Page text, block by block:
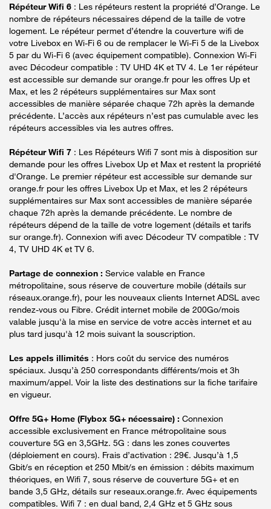
Répéteur Wifi 6 : Les répéteurs restent la propriété d’Orange. Le
nombre de répéteurs nécessaires dépend de la taille de votre
logement. Le répéteur permet d’étendre la couverture wifi de
votre Livebox en Wi-Fi 6 ou de remplacer le Wi-Fi 5 de la Livebox
5 par du Wi-Fi 6 (avec équipement compatible). Connexion Wi-Fi
avec Décodeur compatible : TV UHD 4K et TV 4. Le 1er répéteur
est accessible sur demande sur orange.fr pour les offres Up et
Max, et les 2 répéteurs supplémentaires sur Max sont
accessibles de manière séparée chaque 72h après la demande
précédente. L’accès aux répéteurs n’est pas cumulable avec les
répéteurs accessibles via les autres offres.
Répéteur Wifi 7 : Les Répéteurs Wifi 7 sont mis à disposition sur
demande pour les offres Livebox Up et Max et restent la propriété
d'Orange. Le premier répéteur est accessible sur demande sur
orange.fr pour les offres Livebox Up et Max, et les 2 répéteurs
supplémentaires sur Max sont accessibles de manière séparée
chaque 72h après la demande précédente. Le nombre de
répéteurs dépend de la taille de votre logement (détails et tarifs
sur orange.fr). Connexion wifi avec Décodeur TV compatible : TV
4, TV UHD 4K et TV 6.
Partage de connexion : Service valable en France
métropolitaine, sous réserve de couverture mobile (détails sur
réseaux.orange.fr), pour les nouveaux clients Internet ADSL avec
rendez-vous ou Fibre. Crédit internet mobile de 200Go/mois
valable jusqu'à la mise en service de votre accès internet et au
plus tard jusqu'à 12 mois suivant la souscription.
Les appels illimités : Hors coût du service des numéros
spéciaux. Jusqu’à 250 correspondants différents/mois et 3h
maximum/appel. Voir la liste des destinations sur la fiche tarifaire
en vigueur.
Offre 5G+ Home (Flybox 5G+ nécessaire) : Connexion
accessible exclusivement en France métropolitaine sous
couverture 5G en 3,5GHz. 5G : dans les zones couvertes
(déploiement en cours). Frais d’activation : 29€. Jusqu’à 1,5
Gbit/s en réception et 250 Mbit/s en émission : débits maximum
théoriques, en Wifi 7, sous réserve de couverture 5G+ et en
bande 3,5 GHz, détails sur reseaux.orange.fr. Avec équipements
compatibles. Wifi 7 : en dual band, 2,4 GHz et 5 GHz sous